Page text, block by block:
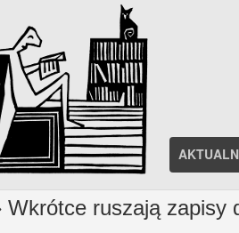
ruszają zapisy